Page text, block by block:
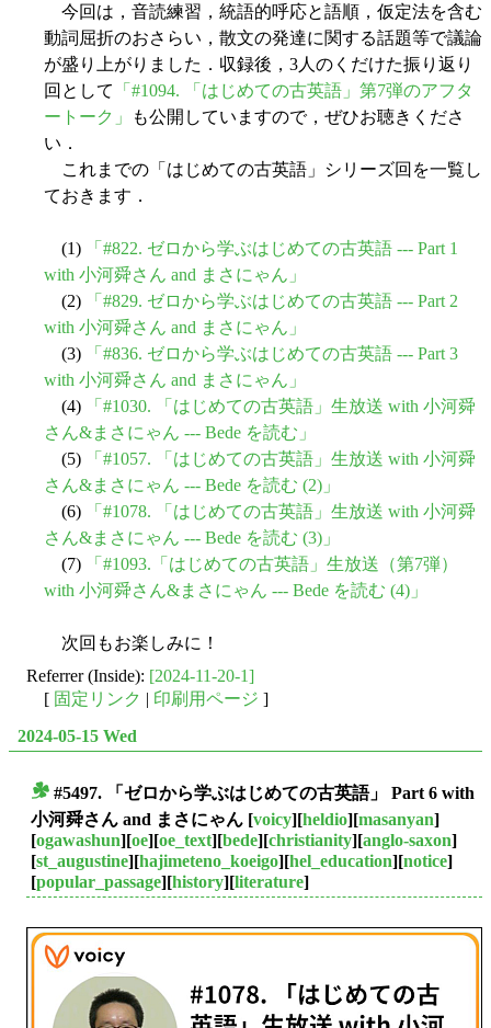
今回は，音読練習，統語的呼応と語順，仮定法を含む
動詞屈折のおさらい，散文の発達に関する話題等で議論
が盛り上がりました．収録後，3人のくだけた振り返り
回として
「#1094. 「はじめての古英語」第7弾のアフタ
ートーク」
も公開していますので，ぜひお聴きくださ
い．
これまでの「はじめての古英語」シリーズ回を一覧し
ておきます．
(1)
「#822. ゼロから学ぶはじめての古英語 --- Part 1
with 小河舜さん and まさにゃん」
(2)
「#829. ゼロから学ぶはじめての古英語 --- Part 2
with 小河舜さん and まさにゃん」
(3)
「#836. ゼロから学ぶはじめての古英語 --- Part 3
with 小河舜さん and まさにゃん」
(4)
「#1030. 「はじめての古英語」生放送 with 小河舜
さん&まさにゃん --- Bede を読む」
(5)
「#1057. 「はじめての古英語」生放送 with 小河舜
さん&まさにゃん --- Bede を読む (2)」
(6)
「#1078. 「はじめての古英語」生放送 with 小河舜
さん&まさにゃん --- Bede を読む (3)」
(7)
「#1093.「はじめての古英語」生放送（第7弾）
with 小河舜さん&まさにゃん --- Bede を読む (4)」
次回もお楽しみに！
Referrer (Inside): [2024-11-20-1]
[ 固定リンク | 印刷用ページ ]
2024-05-15 Wed
#5497. 「ゼロから学ぶはじめての古英語」 Part 6 with
小河舜さん and まさにゃん [voicy][heldio][masanyan]
[ogawashun][oe][oe_text][bede][christianity][anglo-saxon]
[st_augustine][hajimeteno_koeigo][hel_education][notice]
[popular_passage][history][literature]